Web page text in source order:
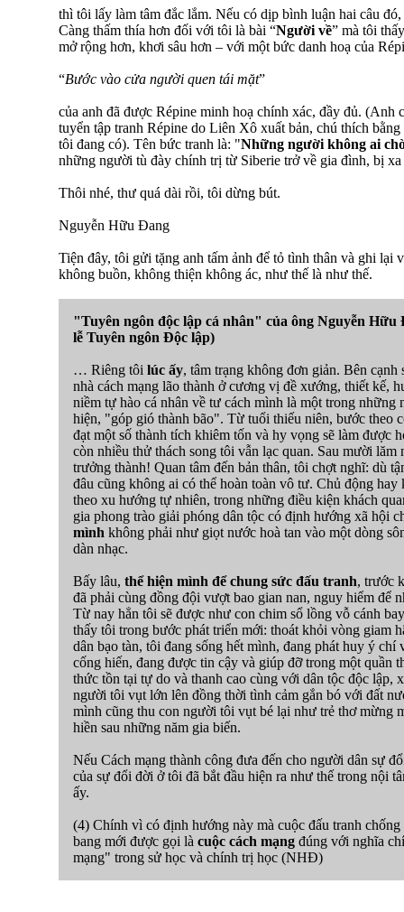
thì tôi lấy làm tâm đắc lắm. Nếu có dịp bình luận hai câu
Càng thấm thía hơn đối với tôi là bài “Người về” mà tôi
mở rộng hơn, khơi sâu hơn – với một bức danh hoạ của
“Bước vào cửa người quen tái mặt”
của anh đã được Répine minh hoạ chính xác, đầy đủ. (Anh
tuyển tập tranh Répine do Liên Xô xuất bản, chú thích
tôi đang có). Tên bức tranh là: "Những người không ai
những người tù đày chính trị từ Siberie trở về gia đình, bị xa
Thôi nhé, thư quá dài rồi, tôi dừng bút.
Nguyễn Hữu Đang
Tiện đây, tôi gửi tặng anh tấm ảnh để tỏ tình thân và ghi lại
không buồn, không thiện không ác, như thế là như thế.
"Tuyên ngôn độc lập cá nhân" của ông Nguyễn
lễ Tuyên ngôn Độc lập)
… Riêng tôi lúc ấy, tâm trạng không đơn giản. Bên
nhà cách mạng lão thành ở cương vị đề xướng, thiết kế,
niềm tự hào cá nhân về tư cách mình là một trong
hiện, "góp gió thành bão". Từ tuổi thiếu niên, bước theo
đạt một số thành tích khiêm tốn và hy vọng sẽ làm được
còn nhiều thử thách song tôi vẫn lạc quan. Sau mười lăm
trưởng thành! Quan tâm đến bản thân, tôi chợt nghĩ: dù
đâu cũng không ai có thể hoàn toàn vô tư. Chủ động
theo xu hướng tự nhiên, trong những điều kiện khách
gia phong trào giải phóng dân tộc có định hướng xã hội
mình không phải như giọt nước hoà tan vào một dòng
dàn nhạc.
Bấy lâu, thể hiện mình để chung sức đấu tranh, trước
đã phải cùng đồng đội vượt bao gian nan, nguy hiểm để
Từ nay hẳn tôi sẽ được như con chim sổ lồng vỗ cánh
thấy tôi trong bước phát triển mới: thoát khỏi vòng giam
dân bạo tàn, tôi đang sống hết mình, đang phát huy ý chí
cống hiến, đang được tin cậy và giúp đỡ trong một
thức tồn tại tự do và thanh cao cùng với dân tộc độc lập,
người tôi vụt lớn lên đồng thời tình cảm gắn bó với đất
mình cũng thu con người tôi vụt bé lại như trẻ thơ mừng
hiền sau những năm gia biến.
Nếu Cách mạng thành công đưa đến cho người dân sự
của sự đổi đời ở tôi đã bắt đầu hiện ra như thế trong nội
ấy.
(4) Chính vì có định hướng này mà cuộc đấu tranh
bang mới được gọi là cuộc cách mạng đúng với nghĩa
mạng" trong sử học và chính trị học (NHĐ)